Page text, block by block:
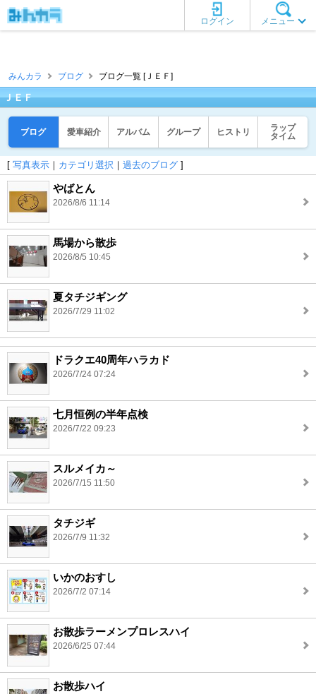
メニュー
ログイン
みんカラ ブログ ブログ一覧 [ＪＥＦ]
ＪＥＦ
ブログ 愛車紹介 アルバム グループ ヒストリ
ラップ
タイム
[ 写真表示 ｜ カテゴリ選択 ｜ 過去のブログ ]
やばとん
2026/8/6 11:14
馬場から散歩
2026/8/5 10:45
夏タチジギング
2026/7/29 11:02
ドラクエ40周年ハラカド
2026/7/24 07:24
七月恒例の半年点検
2026/7/22 09:23
スルメイカ～
2026/7/15 11:50
タチジギ
2026/7/9 11:32
いかのおすし
2026/7/2 07:14
お散歩ラーメンプロレスハイ
2026/6/25 07:44
お散歩ハイ